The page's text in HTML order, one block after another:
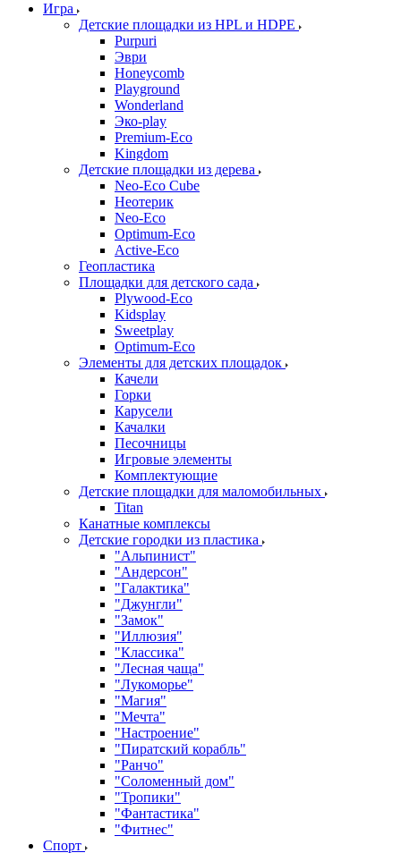
Игра
Детские площадки из HPL и HDPE
Purpuri
Эври
Honeycomb
Playground
Wonderland
Эко-play
Premium-Eco
Kingdom
Детские площадки из дерева
Neo-Eco Cube
Неотерик
Neo-Eco
Оptimum-Еco
Active-Eco
Геопластика
Площадки для детского сада
Plywood-Eco
Kidsplay
Sweetplay
Оptimum-Еco
Элементы для детских площадок
Качели
Горки
Карусели
Качалки
Песочницы
Игровые элементы
Комплектующие
Детские площадки для маломобильных
Titan
Канатные комплексы
Детские городки из пластика
"Альпинист"
"Андерсон"
"Галактика"
"Джунгли"
"Замок"
"Иллюзия"
"Классика"
"Лесная чаща"
"Лукоморье"
"Магия"
"Мечта"
"Настроение"
"Пиратский корабль"
"Ранчо"
"Соломенный дом"
"Тропики"
"Фантастика"
"Фитнес"
Спорт